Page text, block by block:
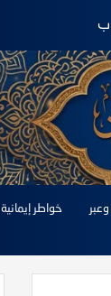
خواطر إيمانية